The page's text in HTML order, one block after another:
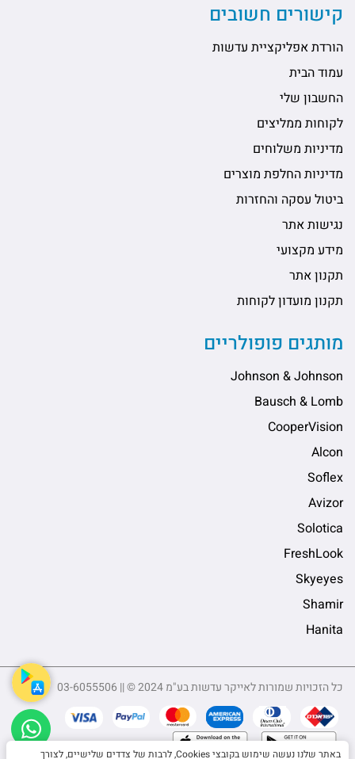
קישורים חשובים
הורדת אפליקציית עדשות
עמוד הבית
החשבון שלי
לקוחות ממליצים
מדיניות משלוחים
מדיניות החלפת מוצרים
ביטול עסקה והחזרות
נגישות אתר
מידע מקצועי
תקנון אתר
תקנון מועדון לקוחות
מותגים פופולריים
Johnson & Johnson
Bausch & Lomb
CooperVision
Alcon
Soflex
Avizor
Solotica
FreshLook
Skyeyes
Shamir
Hanita
כל הזכויות שמורות לאייקר עדשות בע"מ 2024 © || 03-6055506
באתר שלנו נעשה שימוש בקובצי Cookies, לרבות של צדדים שלישיים, לצורך